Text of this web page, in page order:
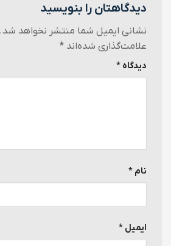
دیدگاهتان را بنویسید
نشانی ایمیل شما منتشر نخواهد شد.
علامت‌گذاری شده‌اند *
دیدگاه *
نام *
ایمیل *